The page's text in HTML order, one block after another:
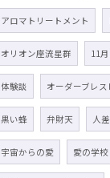
アロマトリートメント
オリオン座流星群 11
体験談 オーダーブレス
黒い蜂 弁財天 人
宇宙からの愛 愛の学校